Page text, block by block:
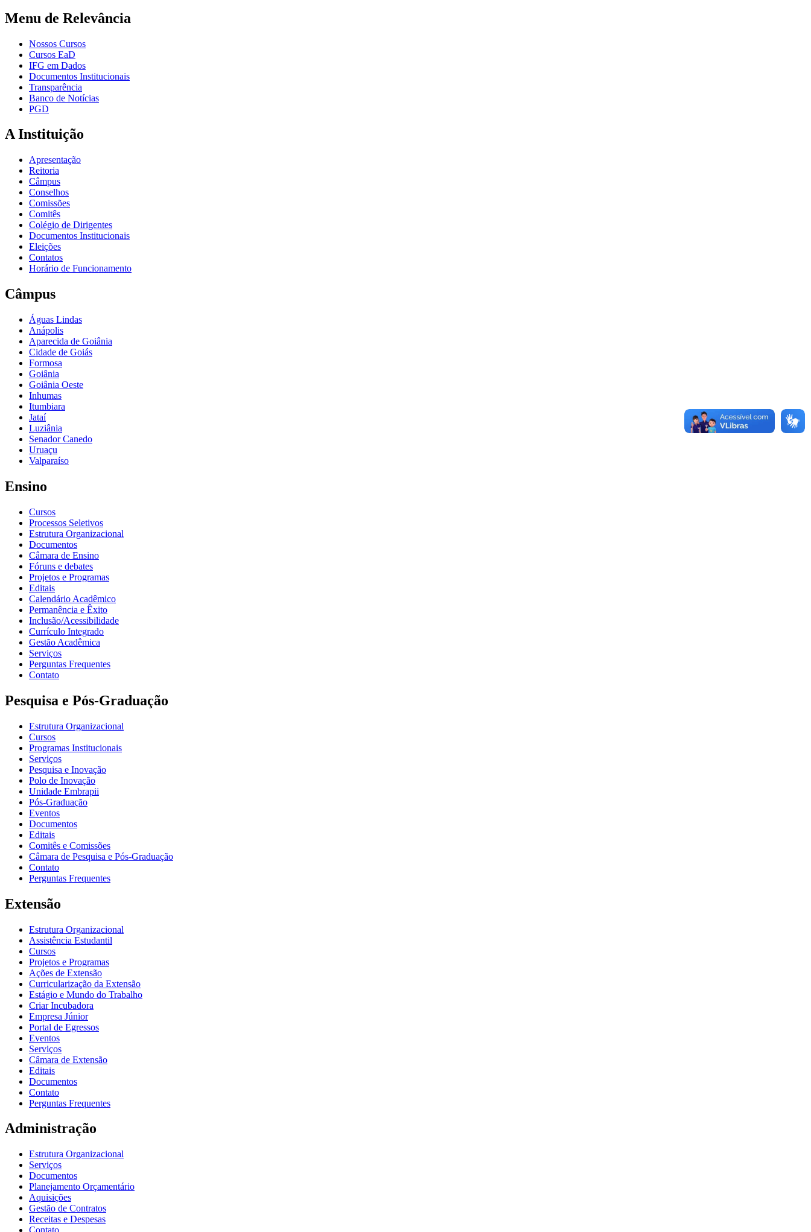
Menu de Relevância
Nossos Cursos
Cursos EaD
IFG em Dados
Documentos Institucionais
Transparência
Banco de Notícias
PGD
A Instituição
Apresentação
Reitoria
Câmpus
Conselhos
Comissões
Comitês
Colégio de Dirigentes
Documentos Institucionais
Eleições
Contatos
Horário de Funcionamento
Câmpus
Águas Lindas
Anápolis
Aparecida de Goiânia
Cidade de Goiás
Formosa
Goiânia
Goiânia Oeste
Inhumas
Itumbiara
Jataí
Luziânia
Senador Canedo
Uruaçu
Valparaíso
Ensino
Cursos
Processos Seletivos
Estrutura Organizacional
Documentos
Câmara de Ensino
Fóruns e debates
Projetos e Programas
Editais
Calendário Acadêmico
Permanência e Êxito
Inclusão/Acessibilidade
Currículo Integrado
Gestão Acadêmica
Serviços
Perguntas Frequentes
Contato
Pesquisa e Pós-Graduação
Estrutura Organizacional
Cursos
Programas Institucionais
Serviços
Pesquisa e Inovação
Polo de Inovação
Unidade Embrapii
Pós-Graduação
Eventos
Documentos
Editais
Comitês e Comissões
Câmara de Pesquisa e Pós-Graduação
Contato
Perguntas Frequentes
Extensão
Estrutura Organizacional
Assistência Estudantil
Cursos
Projetos e Programas
Ações de Extensão
Curricularização da Extensão
Estágio e Mundo do Trabalho
Criar Incubadora
Empresa Júnior
Portal de Egressos
Eventos
Serviços
Câmara de Extensão
Editais
Documentos
Contato
Perguntas Frequentes
Administração
Estrutura Organizacional
Serviços
Documentos
Planejamento Orçamentário
Aquisições
Gestão de Contratos
Receitas e Despesas